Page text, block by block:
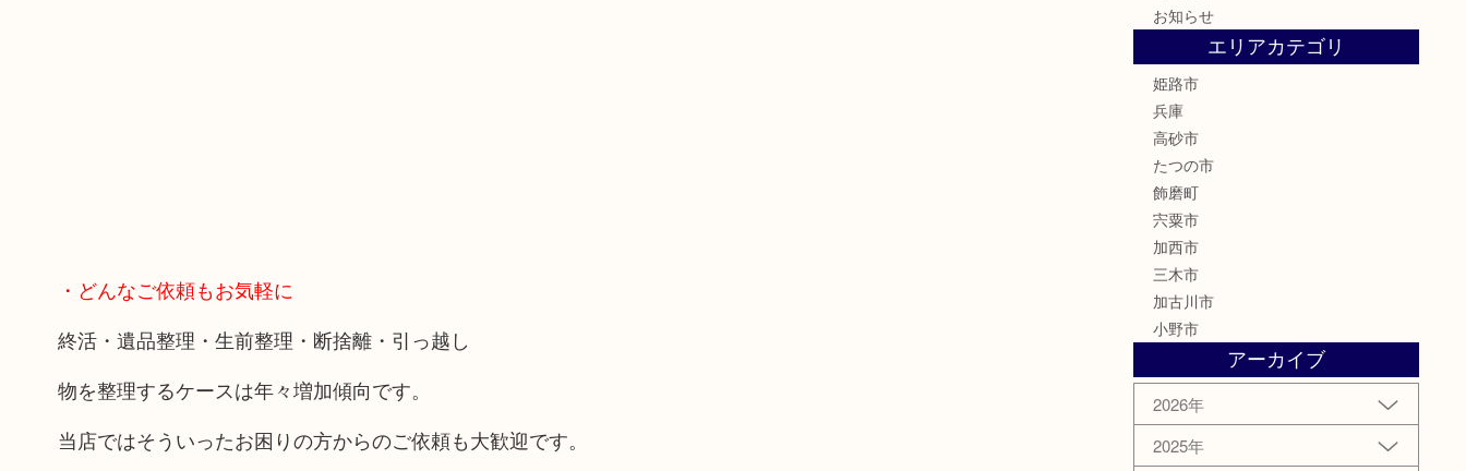
・どんなご依頼もお気軽に
終活・遺品整理・生前整理・断捨離・引っ越し
物を整理するケースは年々増加傾向です。
当店ではそういったお困りの方からのご依頼も大歓迎です。
お知らせ
エリアカテゴリ
姫路市
兵庫
高砂市
たつの市
飾磨町
宍粟市
加西市
三木市
加古川市
小野市
アーカイブ
2026年
2025年